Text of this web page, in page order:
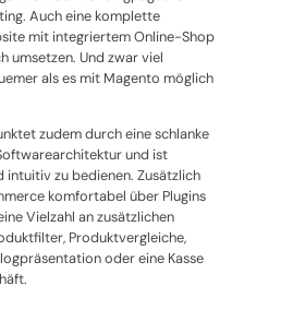
Auch eine komplette
mit integriertem Online-Shop
umsetzen. Und zwar viel
als es mit Magento möglich
zudem durch eine schlanke
und ist
intuitiv zu bedienen. Zusätzlich
komfortabel über Plugins
Vielzahl an zusätzlichen
Produktvergleiche,
oder eine Kasse